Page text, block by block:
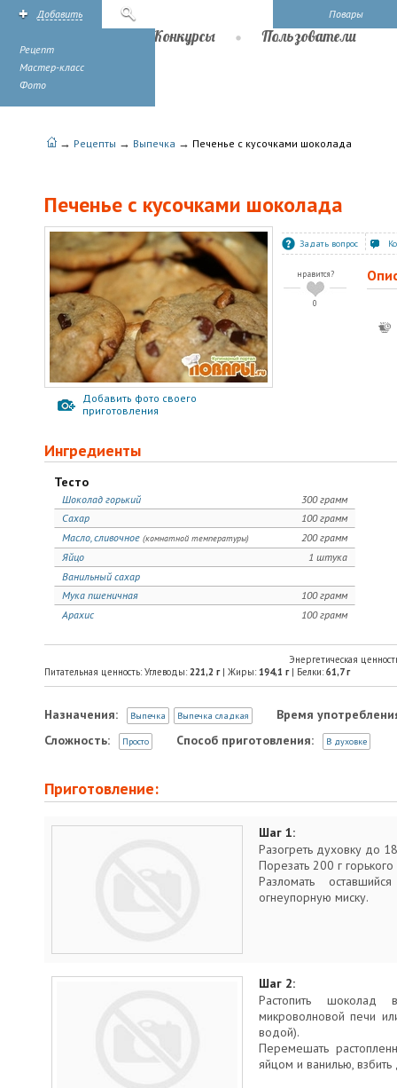
Повары
Добавить
Рецепт
Мастер-класс
Фото
Конкурсы Пользователи
→ Рецепты → Выпечка → Печенье с кусочками шоколада
Печенье с кусочками шоколада
Добавить фото своего
приготовления
Задать вопрос
нравится?
0
Ингредиенты
Тесто
300 грамм
Шоколад горький
100 грамм
Сахар
200 грамм
Масло, сливочное (комнатной температуры)
1 штука
Яйцо
Ванильный сахар
100 грамм
Мука пшеничная
100 грамм
Арахис
Энергетическая
Питательная ценность: Углеводы: 221,2 г| Жиры: 194,1 г| Белки: 61,7г
Назначения: Выпечка Выпечка сладкая
Время
Сложность:
Просто Способ приготовления: В духовке
Приготовление:
Шаг 1:
Разогреть духовку до
Порезать 200 г
Разломать
огнеупорную миску.
Шаг 2:
Растопить
микроволновой печи
водой).
Перемешать
яйцом и ванилью,